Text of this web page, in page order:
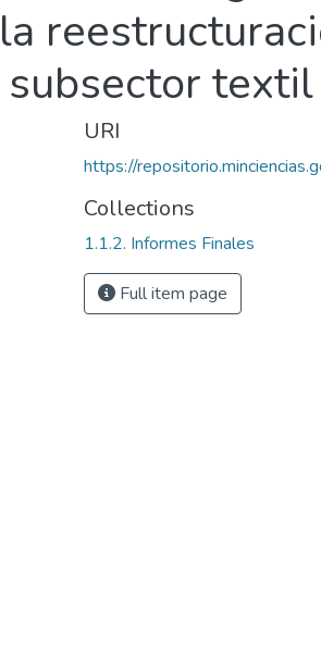
URI
https://
Collections
1.1.2. Informes Finales
Full item page